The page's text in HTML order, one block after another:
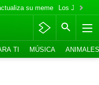
su meme Los Jonas
TI MÚSICA ANIMALES